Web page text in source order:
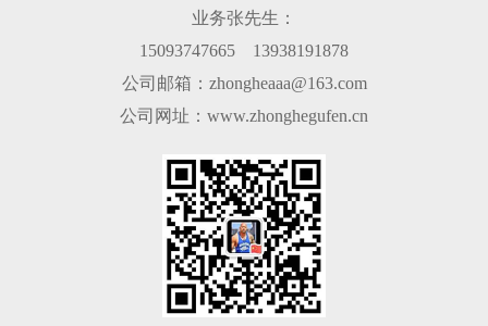
业务张先生：
15093747665 13938191878
公司邮箱：zhongheaaa@163.com
公司网址：www.zhonghegufen.cn